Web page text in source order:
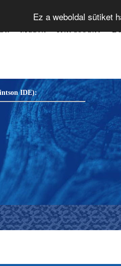
Ez a weboldal sütiket
IDE):